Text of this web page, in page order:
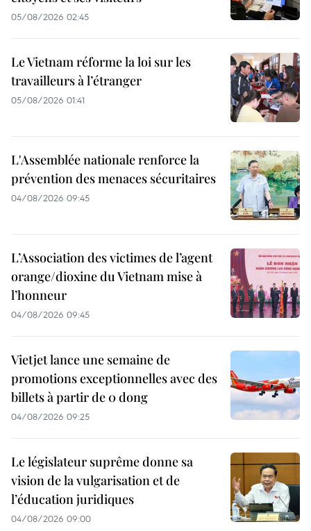
05/08/2026 02:45
Le Vietnam réforme la loi sur les
travailleurs à l’étranger
05/08/2026 01:41
L'Assemblée nationale renforce la
prévention des menaces sécuritaires
04/08/2026 09:45
L’Association des victimes de l’agent
orange/dioxine du Vietnam mise à
l’honneur
04/08/2026 09:45
Vietjet lance une semaine de
promotions exceptionnelles avec des
billets à partir de 0 dong
04/08/2026 09:25
Le législateur suprême donne sa
vision de la vulgarisation et de
l’éducation juridiques
04/08/2026 09:00